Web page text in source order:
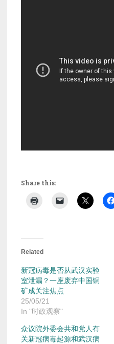
Share this:
Related
新冠病毒是否从武汉实验
室泄漏？一座废弃中国铜
矿成关注焦点
25/05/21
In "时政观察"
众议院外委会共和党人有
关新冠病毒起源和武汉病